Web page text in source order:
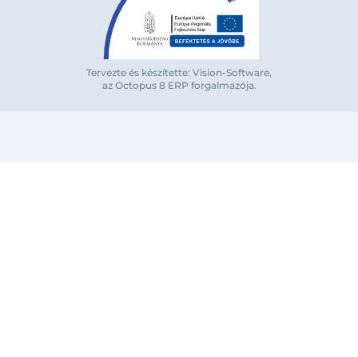
Tervezte és készítette: Vision-Software,
az Octopus 8 ERP forgalmazója.